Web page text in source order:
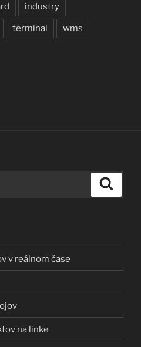
industry
terminal wms
v reálnom čase
na linke